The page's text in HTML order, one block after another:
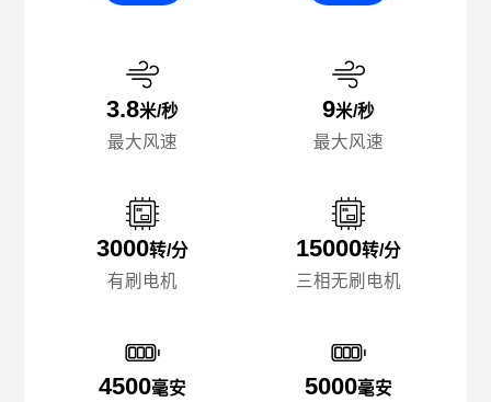
3.8米/秒
最大风速
3000转/分
有刷电机
4500毫安
9米/秒
最大风速
15000转/分
三相无刷电机
5000毫安